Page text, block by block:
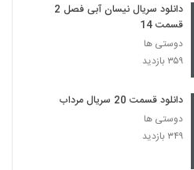
دانلود سریال نیسان آبی فصل 2
قسمت 14
دوستی ها
۳۵۹ بازدید
دانلود قسمت 20 سریال مرداب
دوستی ها
۳۴۹ بازدید